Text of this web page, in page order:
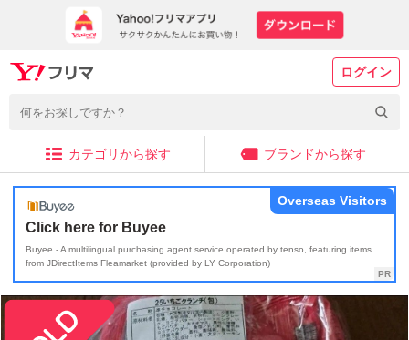
ログイン
カテゴリから探す ブランドから探す
Click here for Buyee
Buyee - A multilingual purchasing agent service operated by tenso, featuring items
from JDirectItems Fleamarket (provided by LY Corporation)
Overseas Visitors